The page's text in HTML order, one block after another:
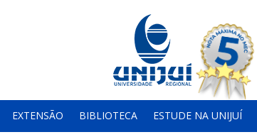
EXTENSÃO BIBLIOTECA ESTUDE NA UNIJUÍ